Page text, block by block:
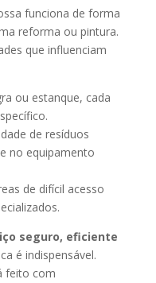
funciona de forma
reforma ou pintura.
que influenciam
ou estanque, cada
de resíduos
no equipamento
de difícil acesso
seguro, eficiente
é indispensável.
feito com